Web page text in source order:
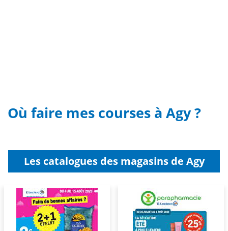
Où faire mes courses à Agy ?
Les catalogues des magasins de Agy